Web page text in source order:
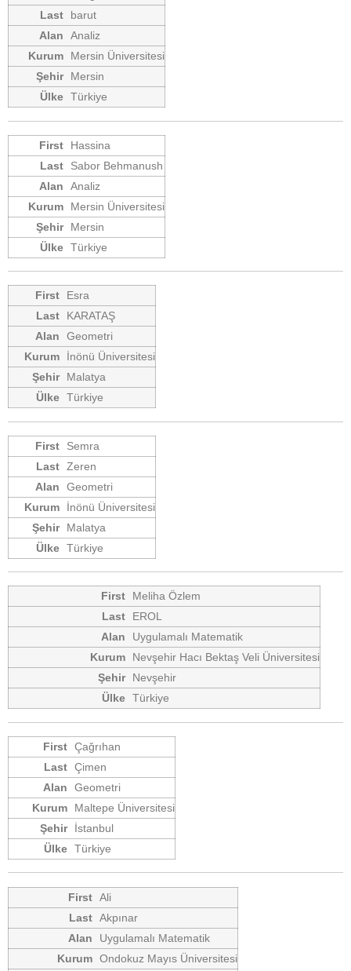
barut
Analiz
Mersin Üniversitesi
Mersin
Türkiye
Hassina
Sabor Behmanush
Analiz
Mersin Üniversitesi
Mersin
Türkiye
Esra
KARATAŞ
Geometri
İnönü Üniversitesi
Malatya
Türkiye
Semra
Zeren
Geometri
İnönü Üniversitesi
Malatya
Türkiye
Meliha Özlem
EROL
Uygulamalı Matematik
Nevşehir Hacı Bektaş Veli Üniversitesi
Nevşehir
Türkiye
Çağrıhan
Çimen
Geometri
Maltepe Üniversitesi
İstanbul
Türkiye
Ali
Akpınar
Uygulamalı Matematik
Ondokuz Mayıs Üniversitesi